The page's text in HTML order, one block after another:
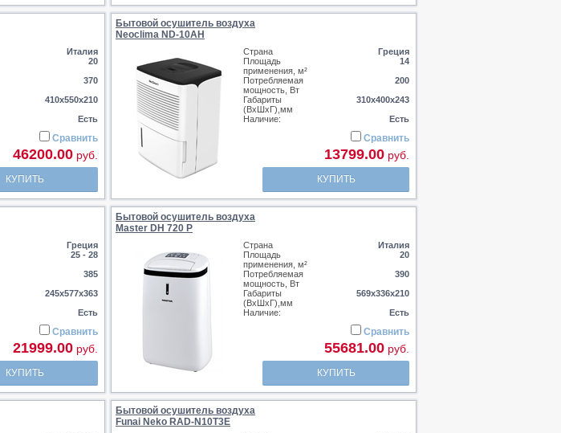
Италия
20
370
410х550х210
Есть
Сравнить
46200.00 руб.
КУПИТЬ
Бытовой осушитель воздуха
Neoclima ND-10AH
Страна
Греция
Площадь
применения, м²
14
Потребляемая
мощность, Вт
200
Габариты
(ВхШхГ),мм
310х400х243
Наличие:
Есть
Сравнить
13799.00 руб.
КУПИТЬ
Греция
25 - 28
385
245х577х363
Есть
Сравнить
21999.00 руб.
КУПИТЬ
Бытовой осушитель воздуха
Master DH 720 P
Страна
Италия
Площадь
применения, м²
20
Потребляемая
мощность, Вт
390
Габариты
(ВхШхГ),мм
569х336х210
Наличие:
Есть
Сравнить
55681.00 руб.
КУПИТЬ
Бытовой осушитель воздуха
Funai Neko RAD-N10T3E